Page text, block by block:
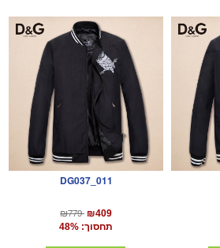
DG037_011
₪779 ₪409
תחסוך: 48%